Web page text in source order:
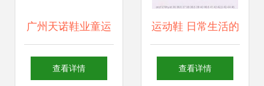
广州天诺鞋业童运
动鞋产品列表 专为
查看详情
运动鞋 日常生活的
通用伙伴
查看详情